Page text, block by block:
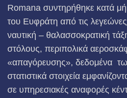
Romana συντηρήθηκε κατά
του Ευφράτη από τις
ναυτική – θαλασσοκρατική
στόλους, περιπολικά
«απαγόρευσης», δεδομένα
στατιστικά στοιχεία
σε υπηρεσιακές αναφορές